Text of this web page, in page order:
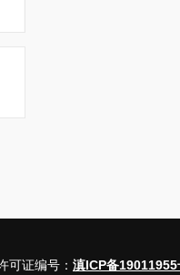
可证编号： 滇ICP备